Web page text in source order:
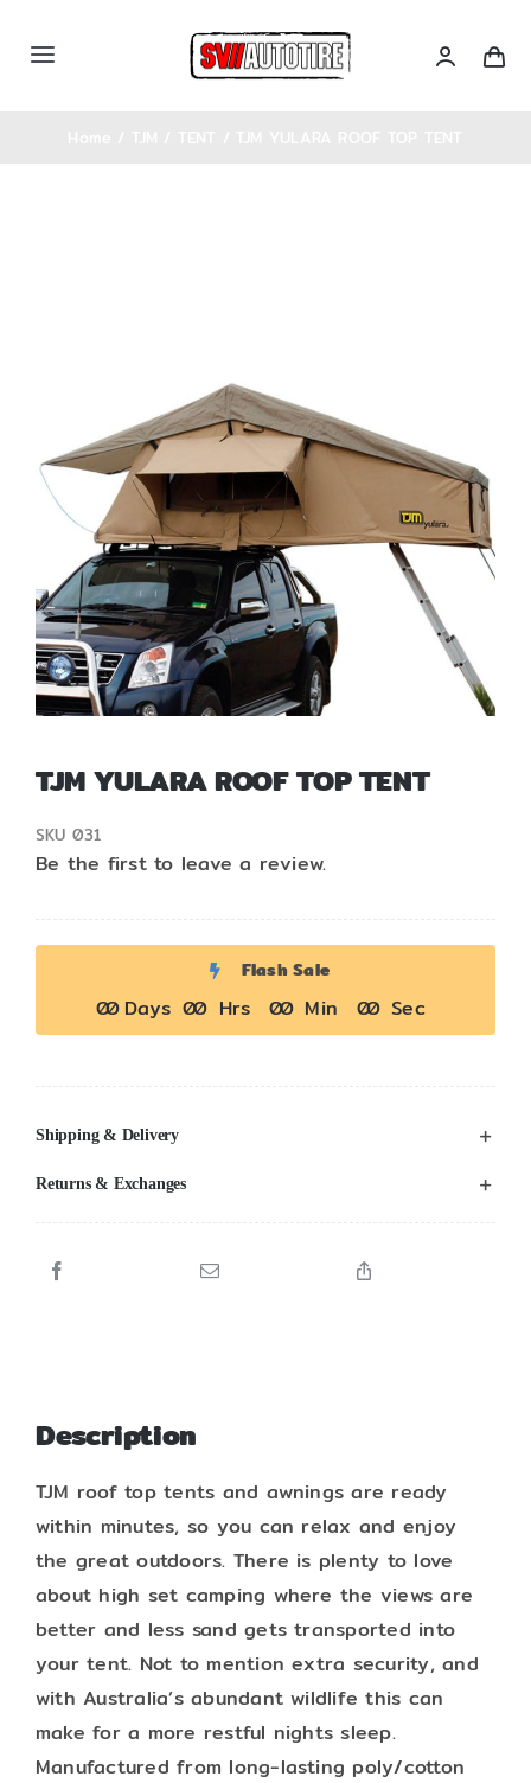
Toggle
บล็อคความรู้
ติดต่อเรา
สั่งซื้อสินค้า
TJM YULARA ROOF TOP TENT
SKU 031
Be the first to leave a review.
Flash Sale
00 Days 00 Hrs 00 Min 00 Sec
Shipping & Delivery
Returns & Exchanges
Description
TJM roof top tents and awnings are ready
within minutes, so you can relax and enjoy
the great outdoors. There is plenty to love
about high set camping where the views are
better and less sand gets transported into
your tent. Not to mention extra security, and
with Australia’s abundant wildlife this can
make for a more restful nights sleep.
Manufactured from long-lasting poly/cotton